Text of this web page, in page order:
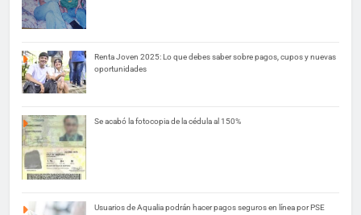
Renta Joven 2025: Lo que debes saber sobre pagos, cupos y nuevas
oportunidades
Se acabó la fotocopia de la cédula al 150%
Usuarios de Aqualia podrán hacer pagos seguros en línea por PSE